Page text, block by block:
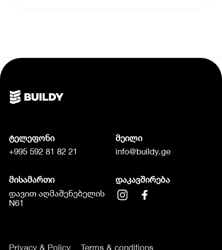
ტელეფონი
+995 592 81 82 21
მეილი
info@buildy.ge
მისამართი
დავით აღმაშენებელის
N61
დაკავშირება
Privacy & Policy Terms & conditions